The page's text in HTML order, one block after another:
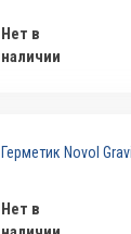
Нет в
наличии
Герметик Novol
Нет в